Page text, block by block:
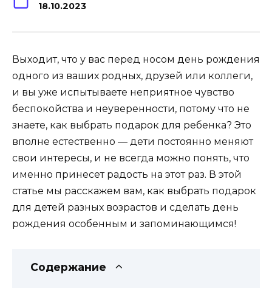
18.10.2023
Выходит, что у вас перед носом день рождения
одного из ваших родных, друзей или коллеги,
и вы уже испытываете неприятное чувство
беспокойства и неуверенности, потому что не
знаете, как выбрать подарок для ребенка? Это
вполне естественно — дети постоянно меняют
свои интересы, и не всегда можно понять, что
именно принесет радость на этот раз. В этой
статье мы расскажем вам, как выбрать подарок
для детей разных возрастов и сделать день
рождения особенным и запоминающимся!
Содержание